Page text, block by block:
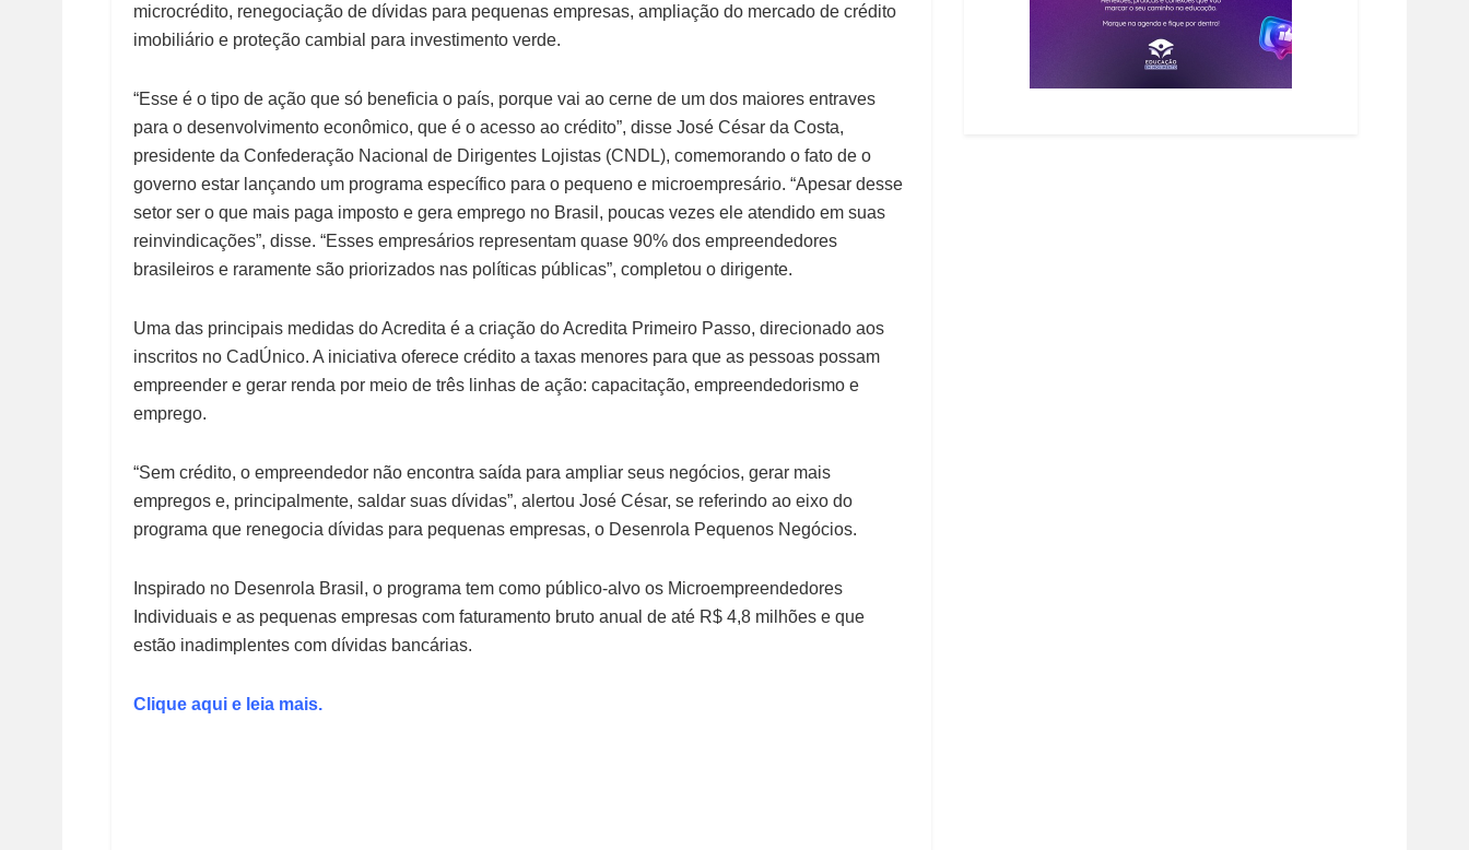
microcrédito, renegociação de dívidas para pequenas empresas, ampliação do mercado de crédito
imobiliário e proteção cambial para investimento verde.
“Esse é o tipo de ação que só beneficia o país, porque vai ao cerne de um dos maiores entraves
para o desenvolvimento econômico, que é o acesso ao crédito”, disse José César da Costa,
presidente da Confederação Nacional de Dirigentes Lojistas (CNDL), comemorando o fato de o
governo estar lançando um programa específico para o pequeno e microempresário. “Apesar desse
setor ser o que mais paga imposto e gera emprego no Brasil, poucas vezes ele atendido em suas
reinvindicações”, disse. “Esses empresários representam quase 90% dos empreendedores
brasileiros e raramente são priorizados nas políticas públicas”, completou o dirigente.
Uma das principais medidas do Acredita é a criação do Acredita Primeiro Passo, direcionado aos
inscritos no CadÚnico. A iniciativa oferece crédito a taxas menores para que as pessoas possam
empreender e gerar renda por meio de três linhas de ação: capacitação, empreendedorismo e
emprego.
“Sem crédito, o empreendedor não encontra saída para ampliar seus negócios, gerar mais
empregos e, principalmente, saldar suas dívidas”, alertou José César, se referindo ao eixo do
programa que renegocia dívidas para pequenas empresas, o Desenrola Pequenos Negócios.
Inspirado no Desenrola Brasil, o programa tem como público-alvo os Microempreendedores
Individuais e as pequenas empresas com faturamento bruto anual de até R$ 4,8 milhões e que
estão inadimplentes com dívidas bancárias.
Clique aqui e leia mais.